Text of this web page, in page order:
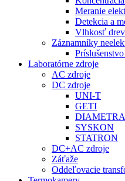
Meranie
Detekcia a
Vlhkosť
Záznamníky
Laboratórne zdroje
AC zdroje
DC zdroje
UNI-T
GETI
SYSKON
STATRON
DC+AC zdroje
Záťaže
Oddeľovacie